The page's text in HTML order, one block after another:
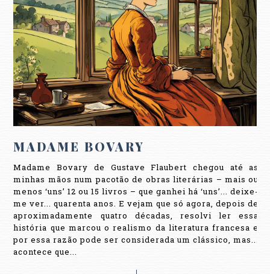
MADAME BOVARY
Madame Bovary de Gustave Flaubert chegou até as
minhas mãos num pacotão de obras literárias – mais ou
menos ‘uns’ 12 ou 15 livros – que ganhei há ‘uns’... deixe-
me ver... quarenta anos. E vejam que só agora, depois de
aproximadamente quatro décadas, resolvi ler essa
história que marcou o realismo da literatura francesa e
por essa razão pode ser considerada um clássico, mas...
acontece que...